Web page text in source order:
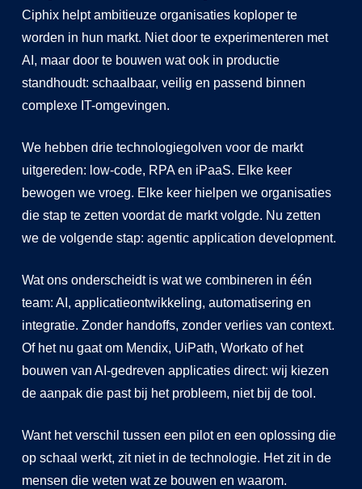
Ciphix helpt ambitieuze organisaties koploper te
worden in hun markt. Niet door te experimenteren met
AI, maar door te bouwen wat ook in productie
standhoudt: schaalbaar, veilig en passend binnen
complexe IT-omgevingen.
We hebben drie technologiegolven voor de markt
uitgereden: low-code, RPA en iPaaS. Elke keer
bewogen we vroeg. Elke keer hielpen we organisaties
die stap te zetten voordat de markt volgde. Nu zetten
we de volgende stap: agentic application development.
Wat ons onderscheidt is wat we combineren in één
team: AI, applicatieontwikkeling, automatisering en
integratie. Zonder handoffs, zonder verlies van context.
Of het nu gaat om Mendix, UiPath, Workato of het
bouwen van AI-gedreven applicaties direct: wij kiezen
de aanpak die past bij het probleem, niet bij de tool.
Want het verschil tussen een pilot en een oplossing die
op schaal werkt, zit niet in de technologie. Het zit in de
mensen die weten wat ze bouwen en waarom.